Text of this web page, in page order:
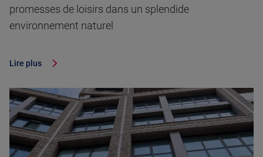
promesses de loisirs dans un splendide
environnement naturel
Lire plus